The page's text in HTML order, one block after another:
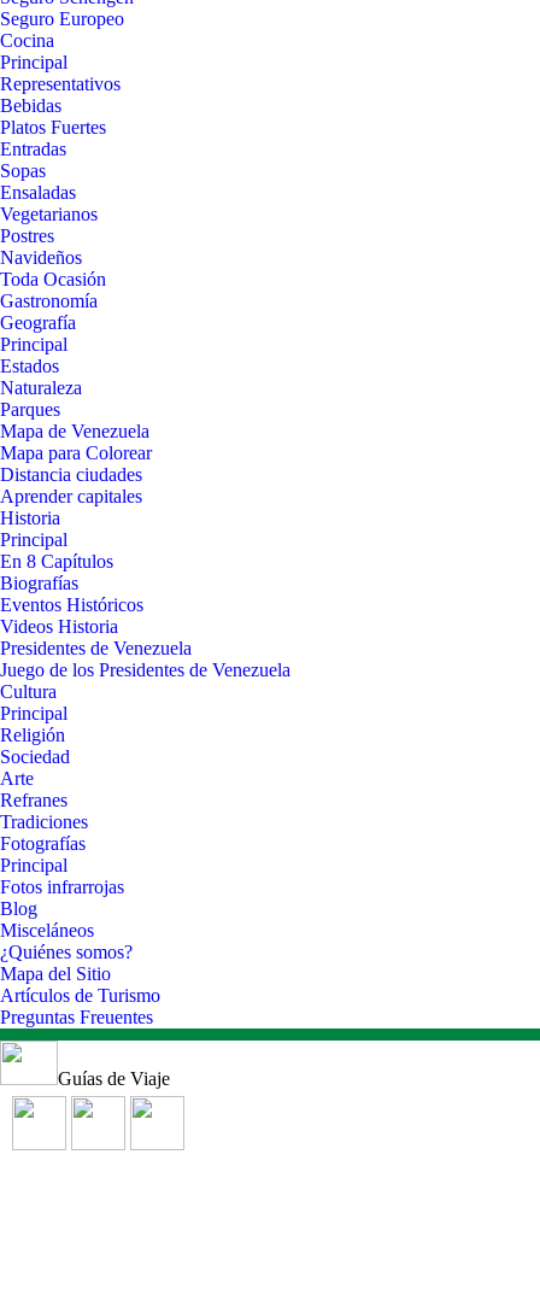
Seguro Europeo
Cocina
Principal
Representativos
Bebidas
Platos Fuertes
Entradas
Sopas
Ensaladas
Vegetarianos
Postres
Navideños
Toda Ocasión
Gastronomía
Geografía
Principal
Estados
Naturaleza
Parques
Mapa de Venezuela
Mapa para Colorear
Distancia ciudades
Aprender capitales
Historia
Principal
En 8 Capítulos
Biografías
Eventos Históricos
Videos Historia
Presidentes de Venezuela
Juego de los Presidentes de Venezuela
Cultura
Principal
Religión
Sociedad
Arte
Refranes
Tradiciones
Fotografías
Principal
Fotos infrarrojas
Blog
Misceláneos
¿Quiénes somos?
Mapa del Sitio
Artículos de Turismo
Preguntas Freuentes
Guías de Viaje